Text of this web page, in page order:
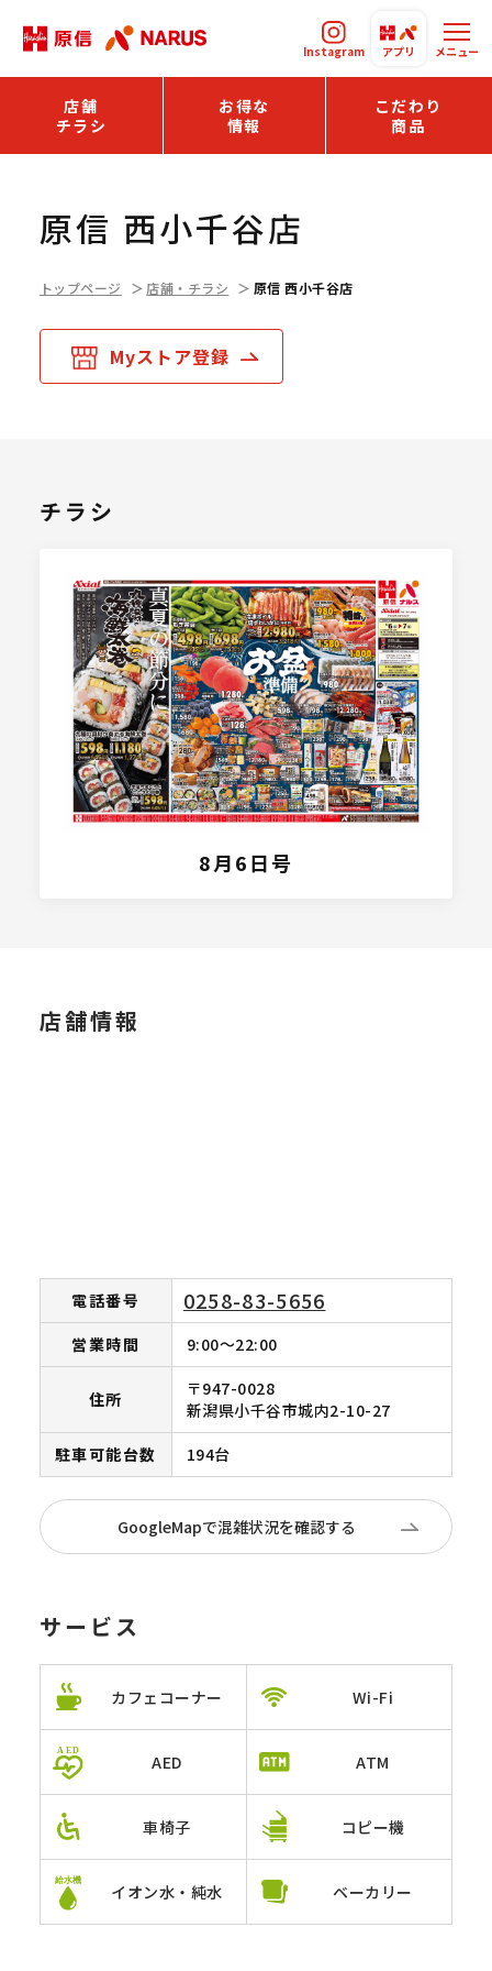
Instagram アプリ メニュー
店舗
チラシ
お得な
情報
こだわり
商品
原信 西小千谷店
トップページ 店舗・チラシ 原信 西小千谷店
Myストア登録
チラシ
8月6日号
店舗情報
電話番号 0258-83-5656
営業時間 9:00～22:00
住所
〒947-0028
新潟県小千谷市城内2-10-27
駐車可能台数
194台
GoogleMapで混雑状況を確認する
サービス
カフェコーナー Wi-Fi
AED ATM
車椅子 コピー機
イオン水・純水 ベーカリー